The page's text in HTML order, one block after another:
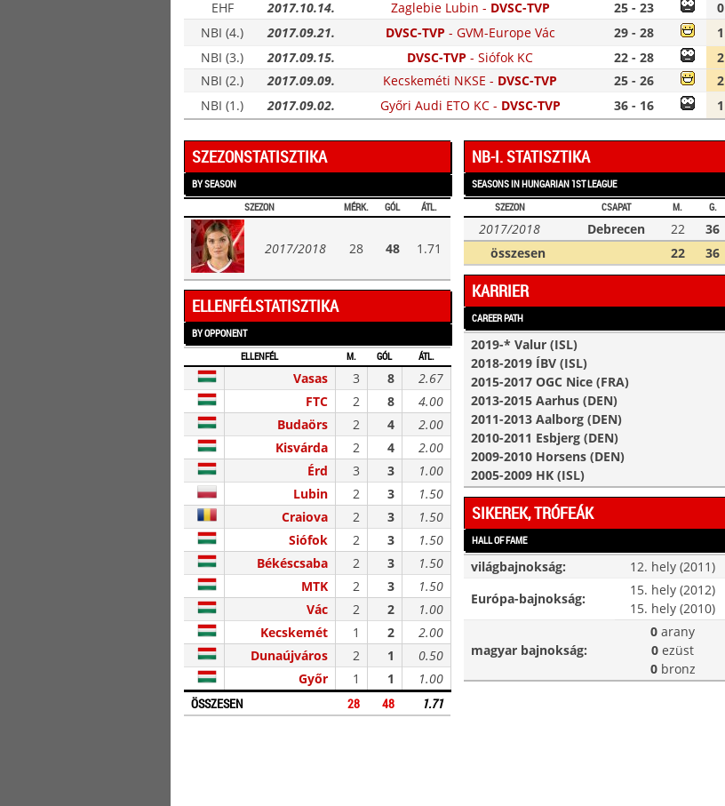
EHF
2017.10.14. Zaglebie Lubin - DVSC-TVP 25 - 23 0
NBI (4.)
2017.09.21. DVSC-TVP - GVM-Europe Vác 29 - 28 1
NBI (3.)
2017.09.15. DVSC-TVP - Siófok KC 22 - 28 2
NBI (2.)
2017.09.09. Kecskeméti NKSE - DVSC-TVP 25 - 26 2
NBI (1.)
2017.09.02. Győri Audi ETO KC- DVSC-TVP 36 - 16 1
SZEZONSTATISZTIKA
BY SEASON
SZEZON
MÉRK. GÓL ÁTL.
2017/2018 28 48 1.71
ELLENFÉLSTATISZTIKA
BY OPPONENT
ELLENFÉL
M. GÓL ÁTL.
Vasas 3 8
2.67
FTC
2 8
4.00
Budaörs
2 4
2.00
Kisvárda
2 4
2.00
Érd
3 3
1.00
Lubin
2 3
1.50
Craiova
2 3
1.50
Siófok
2 3
1.50
Békéscsaba
2 3
1.50
MTK
2 3
1.50
Vác
2 2
1.00
Kecskemét
1 2
2.00
Dunaújváros
2 1
0.50
Győr
1 1
1.00
ÖSSZESEN
28 48 1.71
NB-I. STATISZTIKA
SEASONS IN HUNGARIAN 1ST LEAGUE
SZEZON
CSAPAT M. G.
2017/2018 Debrecen 22
36
összesen
22 36
KARRIER
CAREER PATH
2019-* Valur (ISL)
2018-2019 ÍBV (ISL)
2015-2017 OGC Nice (FRA)
2013-2015 Aarhus (DEN)
2011-2013 Aalborg (DEN)
2010-2011 Esbjerg (DEN)
2009-2010 Horsens (DEN)
2005-2009 HK (ISL)
SIKEREK, TRÓFEÁK
HALL OF FAME
világbajnokság:
12. hely (2011)
Európa-bajnokság:
15. hely (2012)
15. hely (2010)
magyar bajnokság:
0 arany
0 ezüst
0bronz